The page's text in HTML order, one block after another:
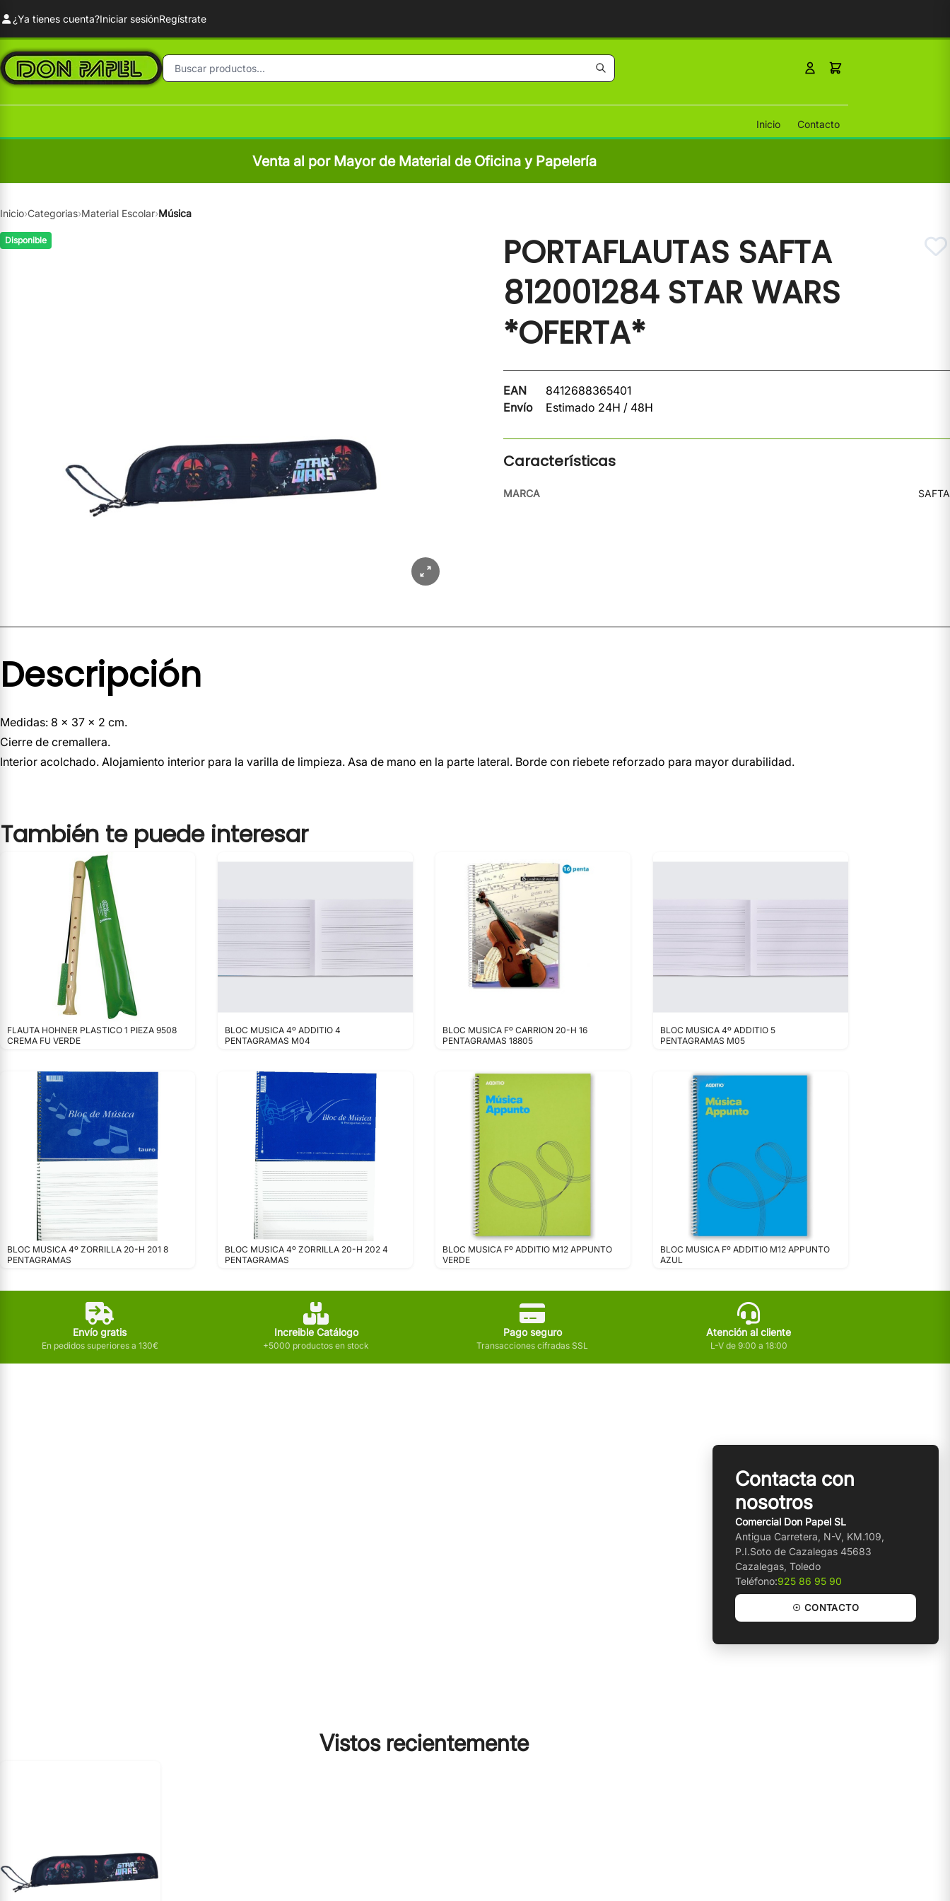
¿Ya tienes cuenta?Iniciar sesiónRegístrate
Inicio Contacto
Venta al por Mayor de Material de Oficina y Papelería
Inicio›Categorias›Material Escolar›Música
Disponible
PORTAFLAUTAS SAFTA
812001284 STAR WARS
*OFERTA*
EAN
8412688365401
Envío
Estimado 24H / 48H
Características
MARCA SAFTA
Descripción
Medidas: 8 x 37 x 2 cm.
Cierre de cremallera.
Interior acolchado. Alojamiento interior para la varilla de limpieza. Asa de mano en la parte lateral. Borde con riebete reforzado para mayor durabilidad.
También te puede interesar
FLAUTA HOHNER PLASTICO 1 PIEZA 9508
CREMA FU VERDE
BLOC MUSICA 4º ADDITIO 4
PENTAGRAMAS M04
BLOC MUSICA Fº CARRION 20-H 16
PENTAGRAMAS 18805
BLOC MUSICA 4º ADDITIO 5
PENTAGRAMAS M05
BLOC MUSICA 4º ZORRILLA 20-H 201 8
PENTAGRAMAS
BLOC MUSICA 4º ZORRILLA 20-H 202 4
PENTAGRAMAS
BLOC MUSICA Fº ADDITIO M12 APPUNTO
VERDE
BLOC MUSICA Fº ADDITIO M12 APPUNTO
AZUL
Envío gratis
En pedidos superiores a 130€
Increible Catálogo
+5000 productos en stock
Pago seguro
Transacciones cifradas SSL
Atención al cliente
L-V de 9:00 a 18:00
Contacta con
nosotros
Comercial Don Papel SL
Antigua Carretera, N-V, KM.109,
P.I.Soto de Cazalegas 45683
Cazalegas, Toledo
Teléfono:925 86 95 90
☉ CONTACTO
Vistos recientemente